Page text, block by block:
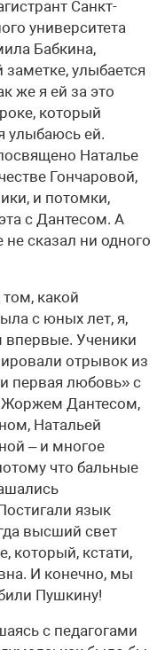
Санкт-
университета
Бабкина,
улыбается
же я ей за это
который
улыбаюсь ей.
Наталье
Гончаровой,
и потомки,
с Дантесом. А
сказал ни одного
какой
с юных лет, я,
впервые. Ученики
отрывок из
первая любовь» с
Жоржем Дантесом,
Натальей
– и многое
что бальные
язык
высший свет
который, кстати,
И конечно, мы
Пушкину!
с педагогами